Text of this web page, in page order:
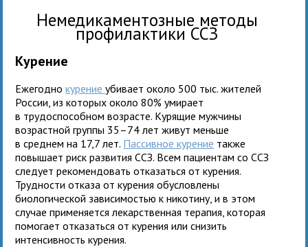
Немедикаментозные методы
профилактики ССЗ
Курение
Ежегоднокурениеубивает около 500 тыс. жителей
России, из которых около 80% умирает
в трудоспособном возрасте. Курящие мужчины
возрастной группы 35–74 лет живут меньше
в среднем на 17,7 лет. Пассивное курение также
повышает риск развития ССЗ. Всем пациентам со ССЗ
следует рекомендовать отказаться от курения.
Трудности отказа от курения обусловлены
биологической зависимостью к никотину, и в этом
случае применяется лекарственная терапия, которая
помогает отказаться от курения или снизить
интенсивность курения.